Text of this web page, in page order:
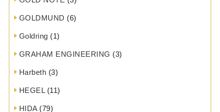
GOLDMUND (6)
Goldring (1)
GRAHAM ENGINEERING (3)
Harbeth (3)
HEGEL(11)
HIDA(79)